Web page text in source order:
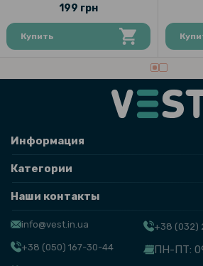
119 грн
149 грн
Защитное стекло Tempered Glass на
101 грн
Pro XL
199 грн
Защитное стекло Full Screen Tempered
199 грн
Купить
Информация
Категории
Наши контакты
info@vest.in.ua
+38 (050) 167-30-44
+38 (032)
ПН-ПТ: